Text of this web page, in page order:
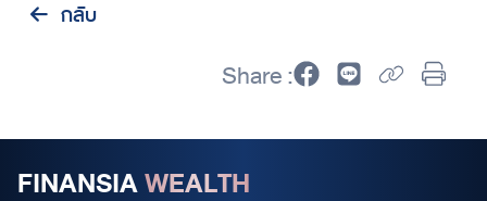
กลับ
Share :
FINANSIAWEALTH